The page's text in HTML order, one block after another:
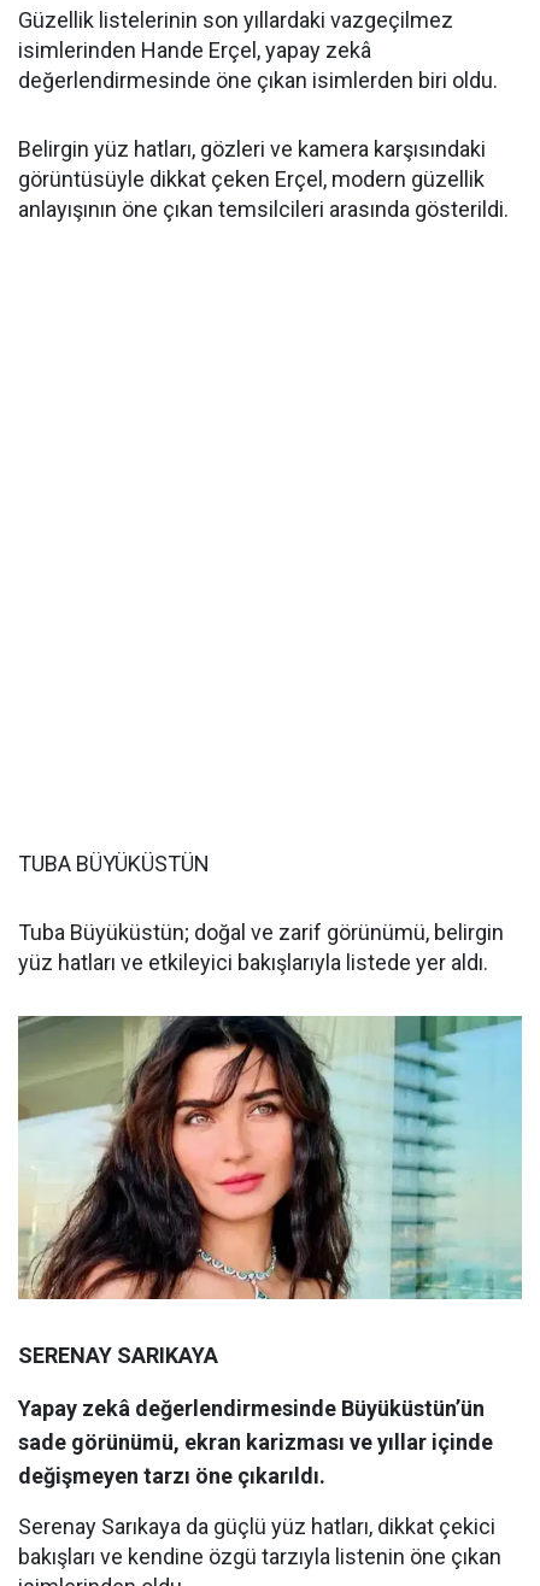
Güzellik listelerinin son yıllardaki vazgeçilmez
isimlerinden Hande Erçel, yapay zekâ
değerlendirmesinde öne çıkan isimlerden biri oldu.
Belirgin yüz hatları, gözleri ve kamera karşısındaki
görüntüsüyle dikkat çeken Erçel, modern güzellik
anlayışının öne çıkan temsilcileri arasında gösterildi.
TUBA BÜYÜKÜSTÜN
Tuba Büyüküstün; doğal ve zarif görünümü, belirgin
yüz hatları ve etkileyici bakışlarıyla listede yer aldı.
SERENAY SARIKAYA
Yapay zekâ değerlendirmesinde Büyüküstün’ün
sade görünümü, ekran karizması ve yıllar içinde
değişmeyen tarzı öne çıkarıldı.
Serenay Sarıkaya da güçlü yüz hatları, dikkat çekici
bakışları ve kendine özgü tarzıyla listenin öne çıkan